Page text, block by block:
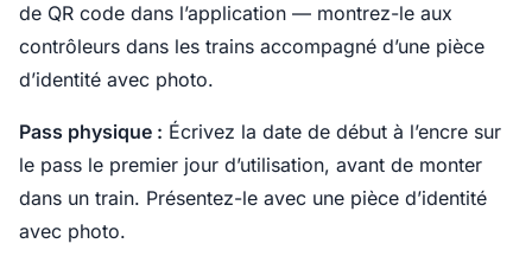
de QR code dans l’application — montrez-le aux
contrôleurs dans les trains accompagné d’une pièce
d’identité avec photo.
Pass physique : Écrivez la date de début à l’encre sur
le pass le premier jour d’utilisation, avant de monter
dans un train. Présentez-le avec une pièce d’identité
avec photo.